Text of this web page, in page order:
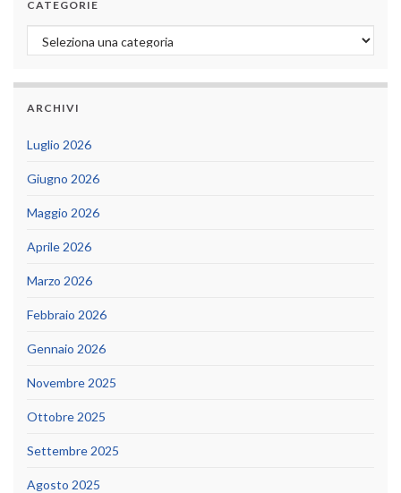
CATEGORIE
Categorie
ARCHIVI
Luglio 2026
Giugno 2026
Maggio 2026
Aprile 2026
Marzo 2026
Febbraio 2026
Gennaio 2026
Novembre 2025
Ottobre 2025
Settembre 2025
Agosto 2025